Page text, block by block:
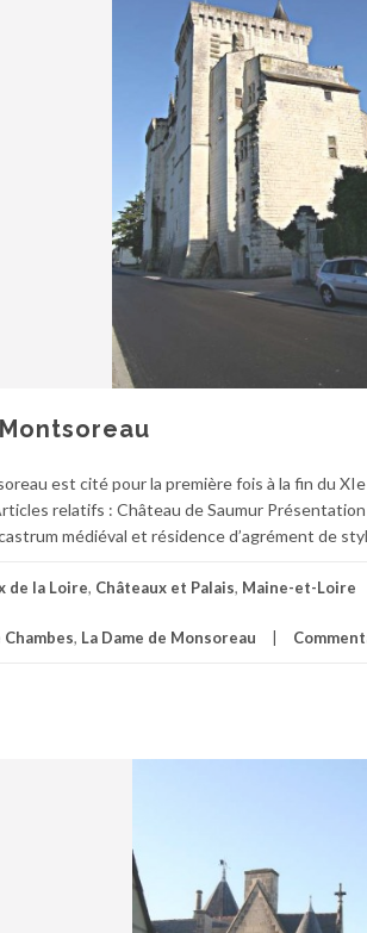
est cité pour la première fois à la fin du
relatifs : Château de Saumur
médiéval et résidence d’agrément de
de la Loire, Châteaux et Palais, Maine-et-Loire
Chambes, La Dame de Monsoreau